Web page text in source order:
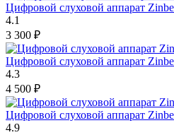
Цифровой слуховой аппарат
4.1
3 300 ₽
Цифровой слуховой аппарат
4.3
4 500 ₽
Цифровой слуховой аппарат
4.9